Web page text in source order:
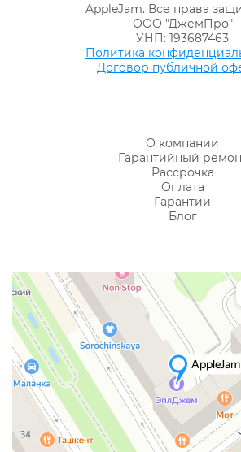
AppleJam. Все права
ООО "ДжемПро"
УНП: 193687463
Политика
Договор публичной
О компании
Гарантийный
Рассрочка
Оплата
Гарантии
Блог